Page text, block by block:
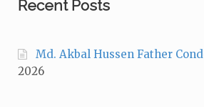
Recent Posts
Md. Akbal Hussen Father
2026